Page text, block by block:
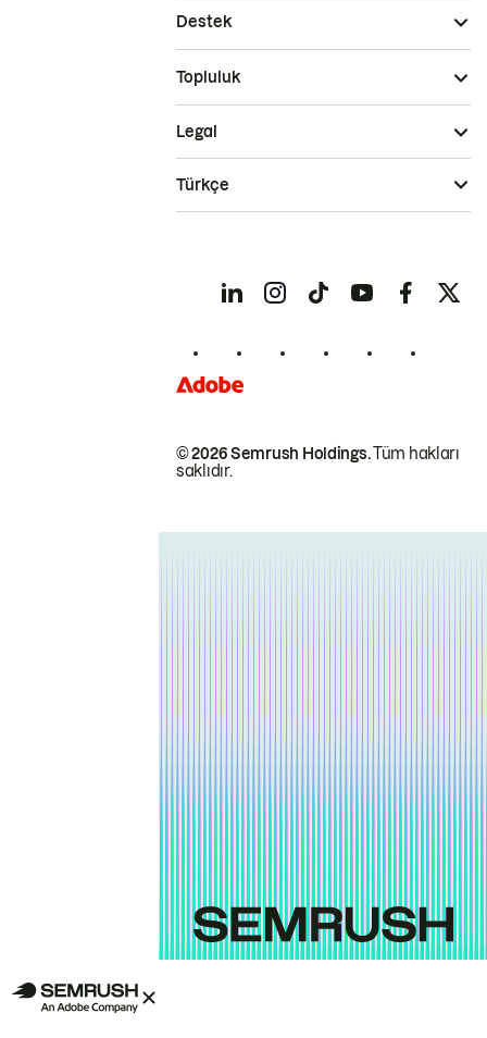
Destek
Topluluk
© 2026 Semrush Holdings.Tüm hakları
saklıdır.
Legal
Türkçe